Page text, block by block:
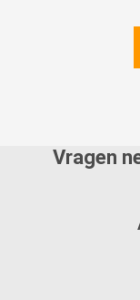
Vragen